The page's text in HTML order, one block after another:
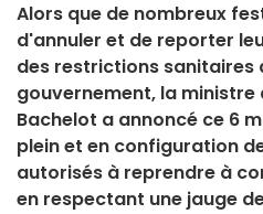
Alors que de nombreux
d'annuler et de reporter
des restrictions sanitaires
gouvernement, la ministre
Bachelot a annoncé ce 6
plein et en configuration
autorisés à reprendre à
en respectant une jauge